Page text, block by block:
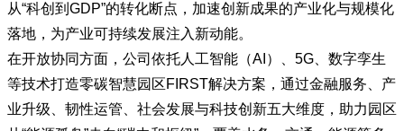
从“科创到GDP”的转化断点，加速创新成果的产业化与规模化
落地，为产业可持续发展注入新动能。
在开放协同方面，公司依托人工智能（AI）、5G、数字孪生
等技术打造零碳智慧园区FIRST解决方案，通过金融服务、产
业升级、韧性运管、社会发展与科技创新五大维度，助力园区